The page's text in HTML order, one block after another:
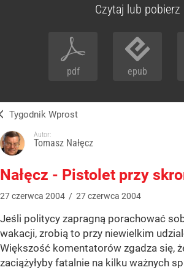
Czytaj lub pobierz
pdf epub
Tygodnik Wprost
Autor:
Tomasz Nałęcz
Nałęcz - Pistolet przy
27czerwca 2004 / 27czerwca 2004
Jeśli politycy zapragną porachować
wakacji, zrobią to przy niewielkim
Większość komentatorów zgadza się,
zaciążyłyby fatalnie na kilku ważnych